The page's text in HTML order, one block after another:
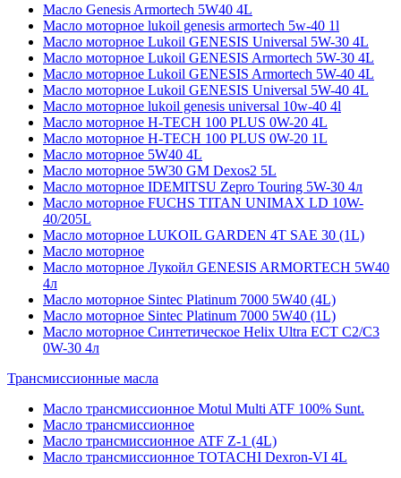
Масло Genesis Armortech 5W40 4L
Масло моторное lukoil genesis armortech 5w-40 1l
Масло моторное Lukoil GENESIS Universal 5W-30 4L
Масло моторное Lukoil GENESIS Armortech 5W-30 4L
Масло моторное Lukoil GENESIS Armortech 5W-40 4L
Масло моторное Lukoil GENESIS Universal 5W-40 4L
Масло моторное lukoil genesis universal 10w-40 4l
Масло моторное H-TECH 100 PLUS 0W-20 4L
Масло моторное H-TECH 100 PLUS 0W-20 1L
Масло моторное 5W40 4L
Масло моторное 5W30 GM Dexos2 5L
Масло моторное IDEMITSU Zepro Touring 5W-30 4л
Масло моторное FUCHS TITAN UNIMAX LD 10W-
40/205L
Масло моторное LUKOIL GARDEN 4Т SAE 30 (1L)
Масло моторное
Масло моторное Лукойл GENESIS ARMORTECH 5W40
4л
Масло моторное Sintec Platinum 7000 5W40 (4L)
Масло моторное Sintec Platinum 7000 5W40 (1L)
Масло моторное Синтетическое Helix Ultra ECT C2/C3
0W-30 4л
Трансмиссионные масла
Масло трансмиссионное Motul Multi ATF 100% Sunt.
Масло трансмиссионное
Масло трансмиссионное ATF Z-1 (4L)
Масло трансмиссионное TOTACHI Dexron-VI 4L